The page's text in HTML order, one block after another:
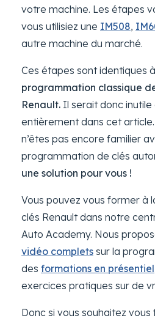
votre machine. Les étapes
vous utilisiez une IM508,
autre machine du marché.
Ces étapes sont identiques
programmation classique
Renault. Il serait donc
entièrement dans cet
n’êtes pas encore familier
programmation de clés
une solution pour vous !
Vous pouvez vous former à
clés Renault dans notre
Auto Academy. Nous
vidéo complets sur la
des formations en présentiel
exercices pratiques sur de
Donc si vous souhaitez